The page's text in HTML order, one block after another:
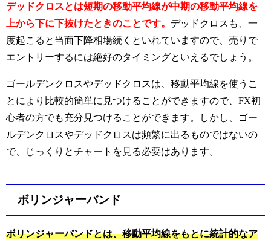
デッドクロスとは短期の移動平均線が中期の移動平均線を
上から下に下抜けたときのことです。 デッドクロスも、一
度起こると当面下降相場続くといれていますので、売りで
エントリーするには絶好のタイミングといえるでしょう。
ゴールデンクロスやデッドクロスは、移動平均線を使うこ
とにより比較的簡単に見つけることができますので、FX初
心者の方でも充分見つけることができます。
しかし、ゴー
ルデンクロスやデッドクロスは頻繁に出るものではないの
で、じっくりとチャートを見る必要はあります。
ボリンジャーバンド
ボリンジャーバンドとは、移動平均線をもとに統計的なア